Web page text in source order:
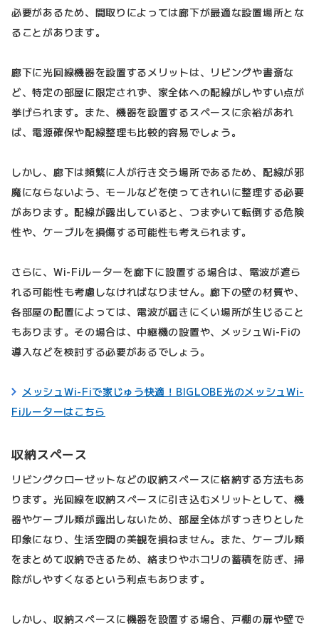
必要があるため、間取りによっては廊下が最適な設置場所とな
ることがあります。
廊下に光回線機器を設置するメリットは、リビングや書斎な
ど、特定の部屋に限定されず、家全体への配線がしやすい点が
挙げられます。また、機器を設置するスペースに余裕があれ
ば、電源確保や配線整理も比較的容易でしょう。
しかし、廊下は頻繁に人が行き交う場所であるため、配線が邪
魔にならないよう、モールなどを使ってきれいに整理する必要
があります。配線が露出していると、つまずいて転倒する危険
性や、ケーブルを損傷する可能性も考えられます。
さらに、Wi-Fiルーターを廊下に設置する場合は、電波が遮ら
れる可能性も考慮しなければなりません。廊下の壁の材質や、
各部屋の配置によっては、電波が届きにくい場所が生じること
もあります。その場合は、中継機の設置や、メッシュWi-Fiの
導入などを検討する必要があるでしょう。
メッシュWi-Fiで家じゅう快適！BIGLOBE光のメッシュWi-
Fiルーターはこちら
収納スペース
リビングクローゼットなどの収納スペースに格納する方法もあ
ります。光回線を収納スペースに引き込むメリットとして、機
器やケーブル類が露出しないため、部屋全体がすっきりとした
印象になり、生活空間の美観を損ねません。また、ケーブル類
をまとめて収納できるため、絡まりやホコリの蓄積を防ぎ、掃
除がしやすくなるという利点もあります。
しかし、収納スペースに機器を設置する場合、戸棚の扉や壁で